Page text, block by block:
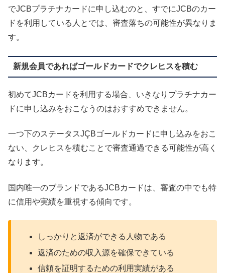
でJCBプラチナカードに申し込むのと、すでにJCBのカー
ドを利用している人とでは、審査落ちの可能性が異なりま
す。
新規会員であればゴールドカードでクレヒスを積む
初めてJCBカードを利用する場合、いきなりプラチナカー
ドに申し込みをおこなうのはおすすめできません。
一つ下のステータスJÇBゴールドカードに申し込みをおこ
ない、クレヒスを積むことで審査通過できる可能性が高く
なります。
国内唯一のブランドであるJCBカードは、審査の中でも特
に信用や実績を重視する傾向です。
しっかりと返済ができる人物である
返済のための収入源を確保できている
信頼を証明するための利用実績がある